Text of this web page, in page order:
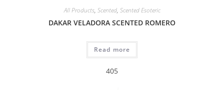
All Products, Scented, Scented Esoteric
DAKAR VELADORA SCENTED ROMERO
Read more
405